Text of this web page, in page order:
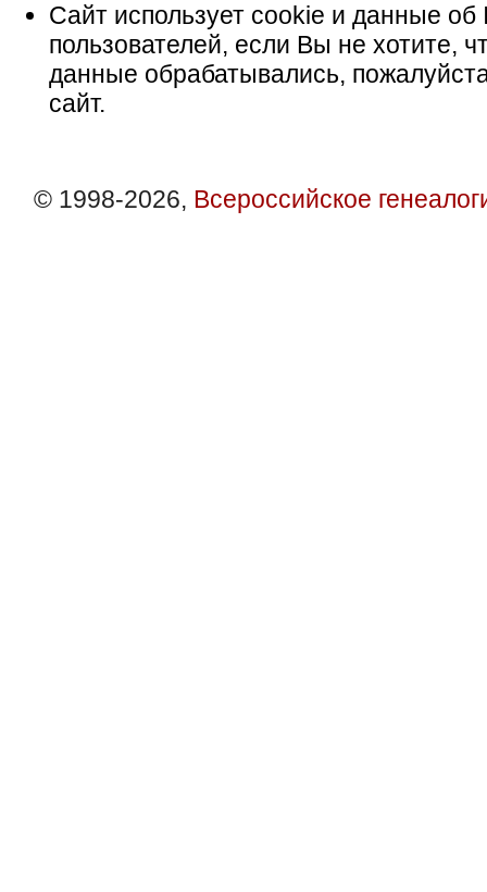
Сайт использует cookie и данные об
пользователей, если Вы не хотите,
данные обрабатывались,
сайт.
© 1998-2026, Всероссийское